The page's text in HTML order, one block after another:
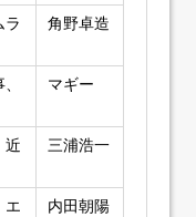
ラ
角野卓造
マギー
近
三浦浩一
エ
内田朝陽